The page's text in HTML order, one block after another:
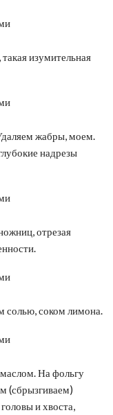
изумительная
жабры, моем.
надрезы
отрезая
солью, соком лимона.
На фольгу
(сбрызгиваем)
и хвоста,